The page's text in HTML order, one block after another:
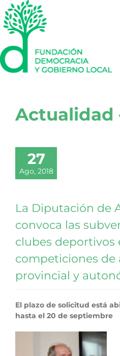
Saltar
al
contenido
Actualidad
27
Ago, 2018
La Diputación de
convoca las
clubes deportivos
competiciones de
provincial y
El plazo de solicitud está
hasta el 20 de septiembre